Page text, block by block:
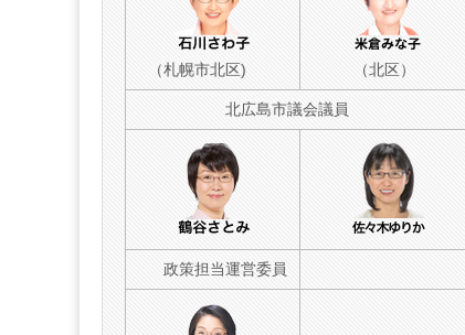
ク
北
（札幌市北区) （北区）
北広島市議会議員
政策担当運営委員